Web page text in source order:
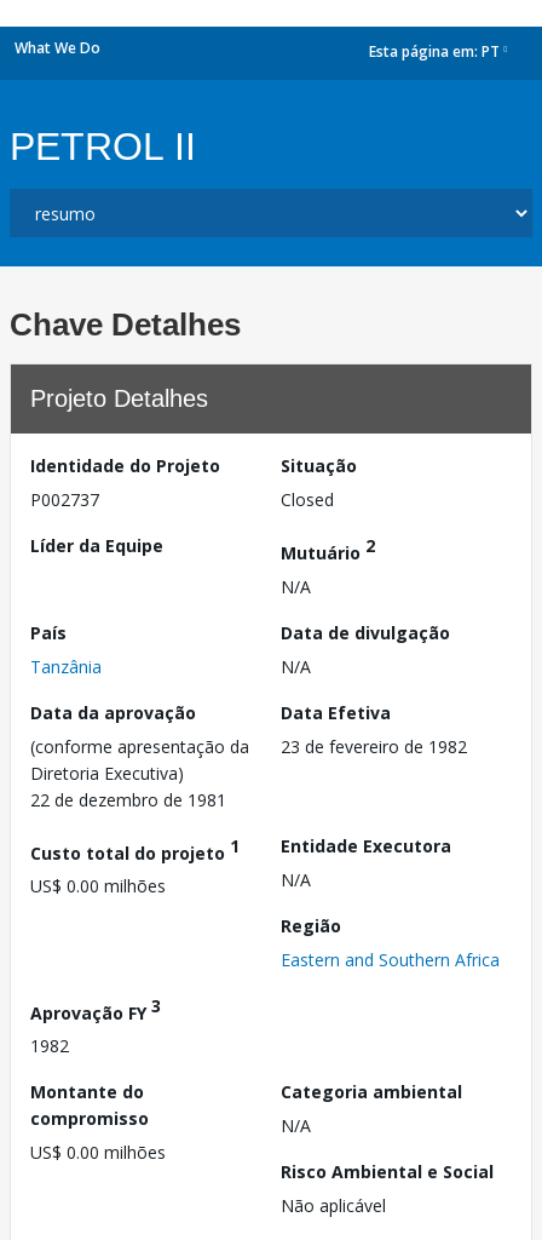
What We Do Esta página em: PT
PETROL II
Chave Detalhes
Projeto Detalhes
Identidade do Projeto
P002737
Situação
Closed
Líder da Equipe
Mutuário 2
N/A
País
Tanzânia
Data de divulgação
N/A
Data da aprovação
(conforme apresentação da
Diretoria Executiva)
22 de dezembro de 1981
Data Efetiva
23 de fevereiro de 1982
Custo total do projeto 1
US$ 0.00 milhões
Entidade Executora
N/A
Região
Eastern and Southern Africa
Aprovação FY3
1982
Montante do
compromisso
US$ 0.00 milhões
Categoria ambiental
N/A
Risco Ambiental e Social
Não aplicável